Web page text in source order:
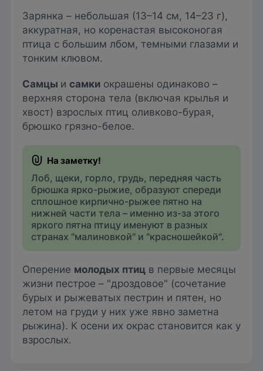
Зарянка – небольшая (13–14 см, 14–23 г),
аккуратная, но коренастая высоконогая
птица с большим лбом, темными глазами и
тонким клювом.
Самцы и самки окрашены одинаково –
верхняя сторона тела (включая крылья и
хвост) взрослых птиц оливково-бурая,
брюшко грязно-белое.
Лоб, щеки, горло, грудь, передняя часть
брюшка ярко-рыжие, образуют спереди
сплошное кирпично-рыжее пятно на
нижней части тела – именно из-за этого
яркого пятна птицу именуют в разных
странах "малиновкой" и "красношейкой".
Оперение молодых птиц в первые месяцы
жизни пестрое – "дроздовое" (сочетание
бурых и рыжеватых пестрин и пятен, но
летом на груди у них уже явно заметна
рыжина). К осени их окрас становится как у
взрослых.